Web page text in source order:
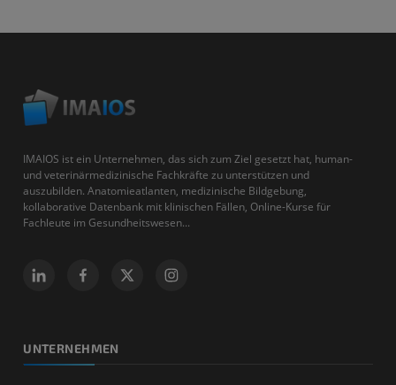
IMAIOS ist ein Unternehmen, das sich zum Ziel gesetzt hat, human-
und veterinärmedizinische Fachkräfte zu unterstützen und
auszubilden. Anatomieatlanten, medizinische Bildgebung,
kollaborative Datenbank mit klinischen Fällen, Online-Kurse für
Fachleute im Gesundheitswesen...
UNTERNEHMEN